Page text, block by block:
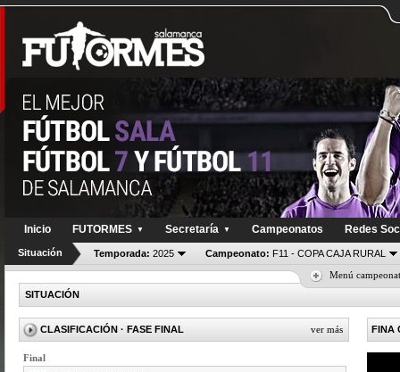
Inicio FUTORMES ▼ Secretaría ▼ Campeonatos Redes
Situación Temporada: 2025 Campeonato: F11 - COPA CAJA RURAL
Menú
SITUACIÓN
CLASIFICACIÓN · FASE FINAL ver más
Final
FINA